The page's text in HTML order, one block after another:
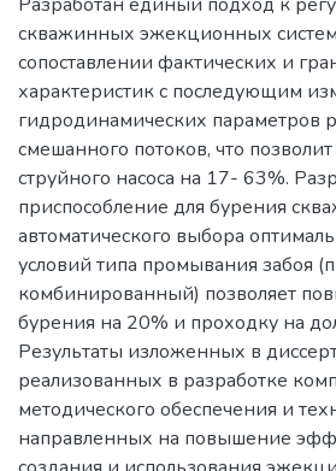
скважинных эжекционных
сопоставлении фактических и
характеристик с последующим
гидродинамических параметров
смешанного потоков, что
струйного насоса на 17- 63%.
приспособление для бурения
автоматического выбора
условий типа промывания забоя
комбинированный) позволяет
бурения на 20% и проходку на
Результаты изложенных в
реализованных в разработке
методического обеспечения и
направленных на повышение